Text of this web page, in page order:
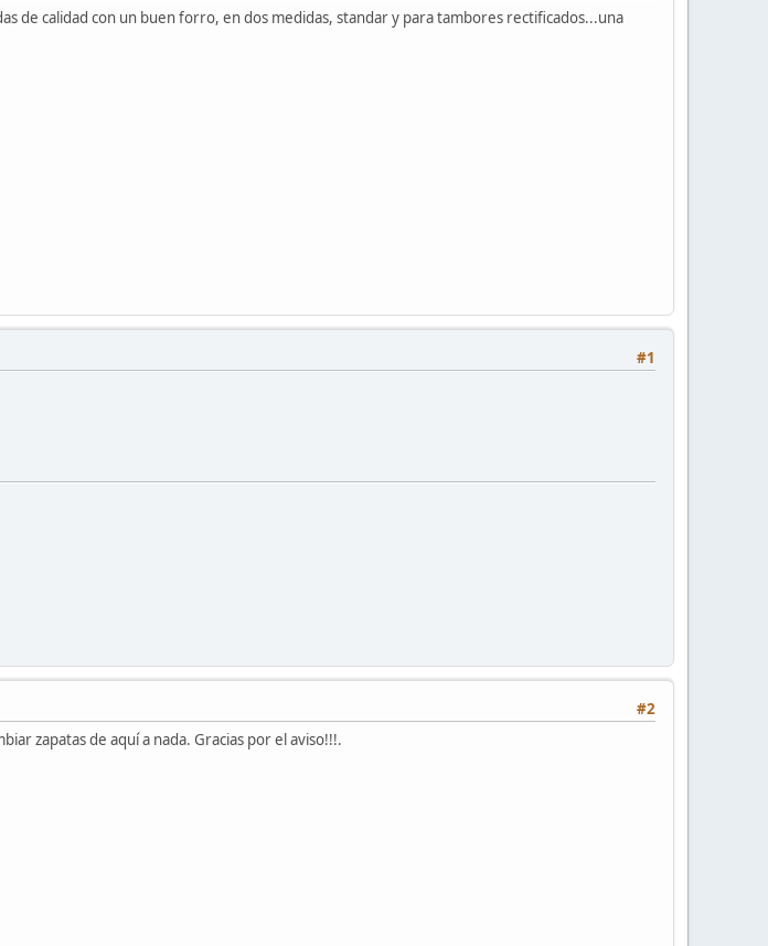
de calidad con un buen forro, en dos medidas, standar y para tambores rectificados...una
#1
#2
zapatas de aquí a nada. Gracias por el aviso!!!.